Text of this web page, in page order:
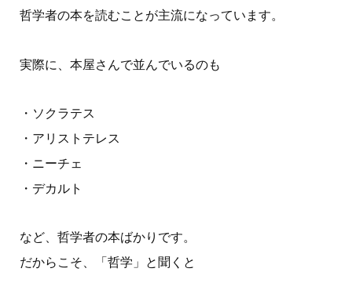
哲学者の本を読むことが主流になっています。
実際に、本屋さんで並んでいるのも
・ソクラテス
・アリストテレス
・ニーチェ
・デカルト
など、哲学者の本ばかりです。
だからこそ、「哲学」と聞くと